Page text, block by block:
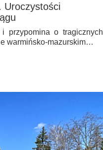
Uroczystości
przypomina o tragicznych
warmińsko-mazurskim…